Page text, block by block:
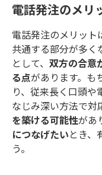
電話発注のメリ
電話発注のメリット
共通する部分が多く
として、 双方の合意
る点があります。も
り、従来長く口頭
なじみ深い方法で対
を築ける可能性があ
につなげたいとき、
う。